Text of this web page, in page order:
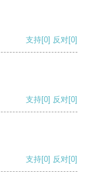
支持[0] 反对[0]
支持[0] 反对[0]
支持[0] 反对[0]